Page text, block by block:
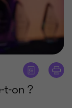
t-on ?